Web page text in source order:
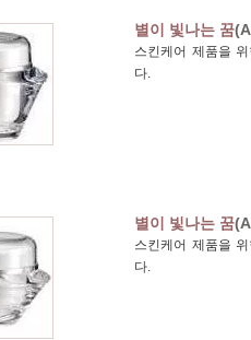
별이 빛나는 꿈
스킨케어 제품을
다.
별이 빛나는 꿈
스킨케어 제품을
다.